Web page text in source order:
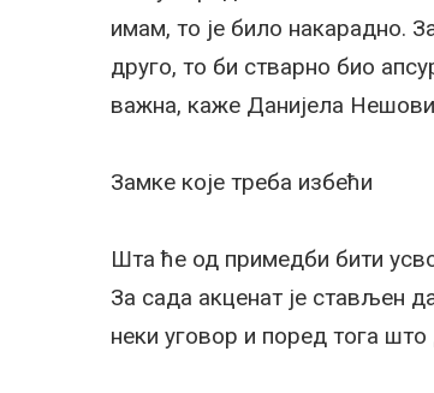
имам, то је било накарадно.
друго, то би стварно био
важна, каже Данијела
Замке које треба избећи
Шта ће од примедби бити
За сада акценат је стављен
неки уговор и поред тога